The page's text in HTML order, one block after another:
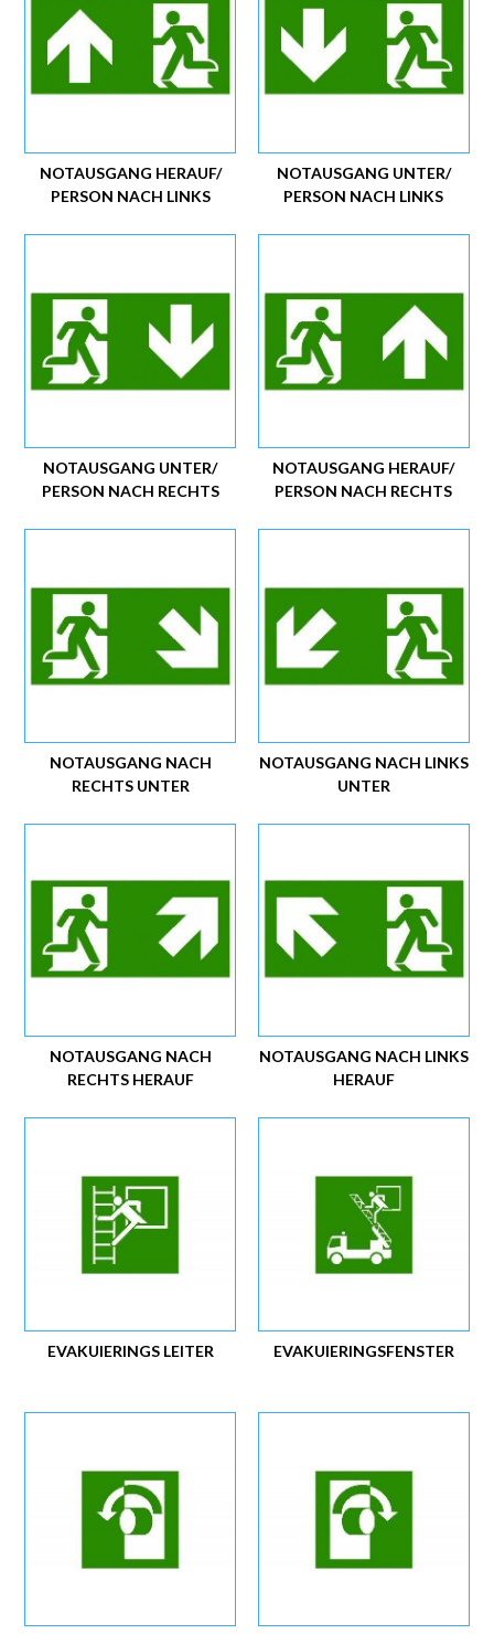
NOTAUSGANG UNTER/
PERSON NACH LINKS
NOTAUSGANG HERAUF/
PERSON NACH LINKS
NOTAUSGANG HERAUF/
PERSON NACH RECHTS
NOTAUSGANG UNTER/
PERSON NACH RECHTS
NOTAUSGANG NACH LINKS
UNTER
NOTAUSGANG NACH
RECHTS UNTER
NOTAUSGANG NACH LINKS
HERAUF
NOTAUSGANG NACH
RECHTS HERAUF
EVAKUIERINGSFENSTER
EVAKUIERINGS LEITER